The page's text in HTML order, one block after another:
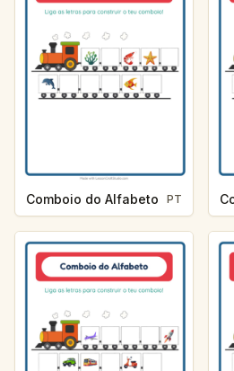
Comboio do Alfabeto PT